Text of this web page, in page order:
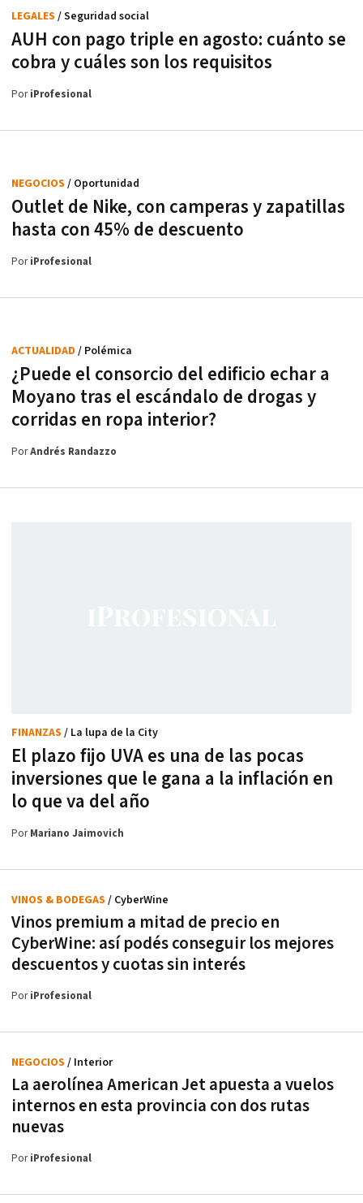
AUH con pago triple en agosto: cuánto se
cobra y cuáles son los requisitos
LEGALES / Seguridad social
PoriProfesional
Outlet de Nike, con camperas y zapatillas
hasta con 45% de descuento
NEGOCIOS / Oportunidad
PoriProfesional
¿Puede el consorcio del edificio echar a
Moyano tras el escándalo de drogas y
corridas en ropa interior?
ACTUALIDAD / Polémica
PorAndrés Randazzo
El plazo fijo UVA es una de las pocas
inversiones que le gana a la inflación en
lo que va del año
FINANZAS / La lupa de la City
PorMariano Jaimovich
Vinos premium a mitad de precio en
CyberWine: así podés conseguir los mejores
descuentos y cuotas sin interés
VINOS & BODEGAS / CyberWine
PoriProfesional
La aerolínea American Jet apuesta a vuelos
internos en esta provincia con dos rutas
nuevas
NEGOCIOS / Interior
PoriProfesional